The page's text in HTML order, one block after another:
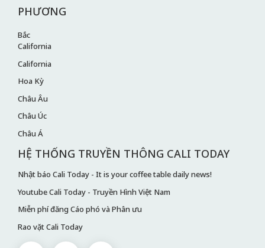
PHƯƠNG
Bắc
California
California
Hoa Kỳ
Châu Âu
Châu Úc
Châu Á
HỆ THỐNG TRUYỀN THÔNG CALI TODAY
Nhật báo Cali Today - It is your coffee table daily news!
Youtube Cali Today - Truyền Hình Việt Nam
Miễn phí đăng Cáo phó và Phân ưu
Rao vặt Cali Today